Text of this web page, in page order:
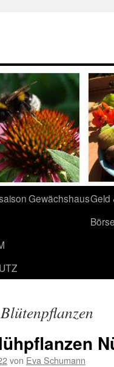
GewächshausGeld
Blütenpflanzen
von Eva Schumann